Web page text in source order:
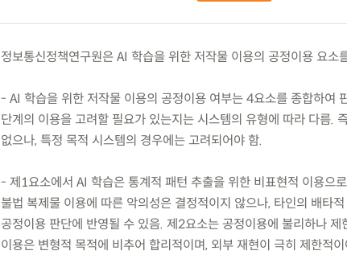
정보통신정책연구원은 AI 학습을 위한 저작물 이용의 공정이용 요소
- AI 학습을 위한 저작물 이용의 공정이용 여부는 4요소를 종합하여
단계의 이용을 고려할 필요가 있는지는 시스템의 유형에 따라 다름.
없으나, 특정 목적 시스템의 경우에는 고려되어야 함.
- 제1요소에서 AI 학습은 통계적 패턴 추출을 위한 비표현적 이용으
불법 복제물 이용에 따른 악의성은 결정적이지 않으나, 타인의 배타
공정이용 판단에 반영될 수 있음. 제2요소는 공정이용에 불리하나
이용은 변형적 목적에 비추어 합리적이며, 외부 재현이 극히 제한적